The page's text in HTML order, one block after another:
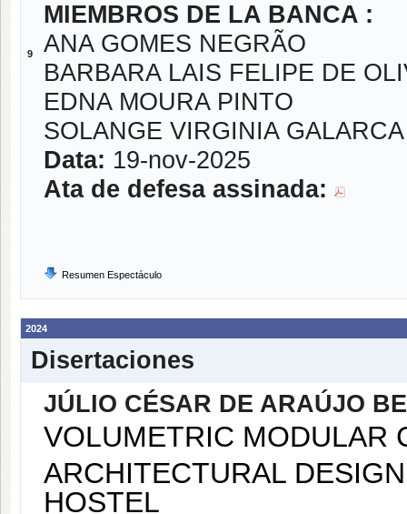
9
MIEMBROS DE LA BANCA :
ANA GOMES NEGRÃO
BARBARA LAIS FELIPE DE
EDNA MOURA PINTO
SOLANGE VIRGINIA
Data: 19-nov-2025
Ata de defesa assinada:
Resumen Espectáculo
2024
Disertaciones
JÚLIO CÉSAR DE ARAÚJO
VOLUMETRIC MODULAR
ARCHITECTURAL
HOSTEL